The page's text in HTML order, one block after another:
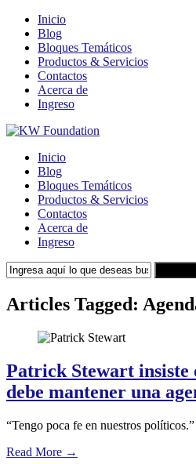
Inicio
Blog
Bloques Temáticos
Productos & Servicios
Contactos
Acerca de
Ingreso
Inicio
Blog
Bloques Temáticos
Productos & Servicios
Contactos
Acerca de
Ingreso
Articles Tagged:
Patrick Stewart insiste
debe mantener una
“Tengo poca fe en nuestros políticos.”
Read More →